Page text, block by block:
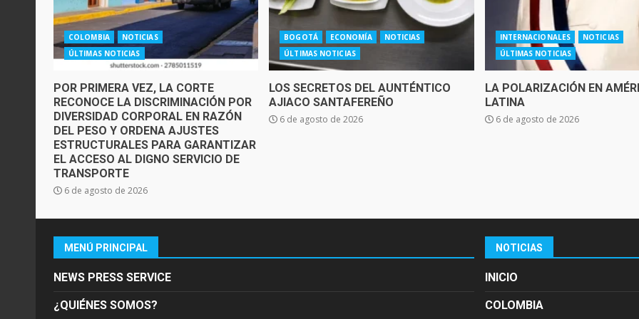
COLOMBIA
NOTICIAS
ÚLTIMAS NOTICIAS
POR PRIMERA VEZ, LA CORTE
RECONOCE LA DISCRIMINACIÓN POR
DIVERSIDAD CORPORAL EN RAZÓN
DEL PESO Y ORDENA AJUSTES
ESTRUCTURALES PARA GARANTIZAR
EL ACCESO AL DIGNO SERVICIO DE
TRANSPORTE
6 de agosto de 2026
BOGOTÁ ECONOMÍA
NOTICIAS
ÚLTIMAS NOTICIAS
LOS SECRETOS DEL AUNTÉNTICO
AJIACO SANTAFEREÑO
6 de agosto de 2026
INTERNACIONALES
NOTICIAS
ÚLTIMAS NOTICIAS
LA POLARIZACIÓN EN
LATINA
6 de agosto de 2026
MENÚ PRINCIPAL
NEWS PRESS SERVICE
¿QUIÉNES SOMOS?
NOTICIAS
INICIO
COLOMBIA